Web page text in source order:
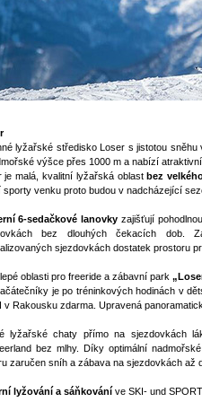
lyžařské středisko Loser s jistotou
výšce přes 1000 m a nabízí
je malá, kvalitní lyžařská oblastbez
sporty venku proto budou v nadcházející
6-sedačkové lanovky zajišťují
bez dlouhých čekacích dob.
sjezdovkách dostatek prostoru
oblasti pro freeride a zábavní park
je po tréninkových hodinách v
v Rakousku zdarma. Upravená
lyžařské chaty přímo na sjezdovkách
bez mlhy. Díky optimální
zaručen sníh a zábava na sjezdovkách až
lyžování a sáňkování ve SKI- und